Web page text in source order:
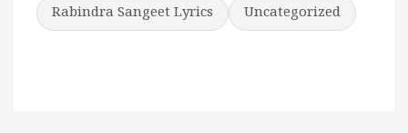
Rabindra Sangeet Lyrics
Uncategorized